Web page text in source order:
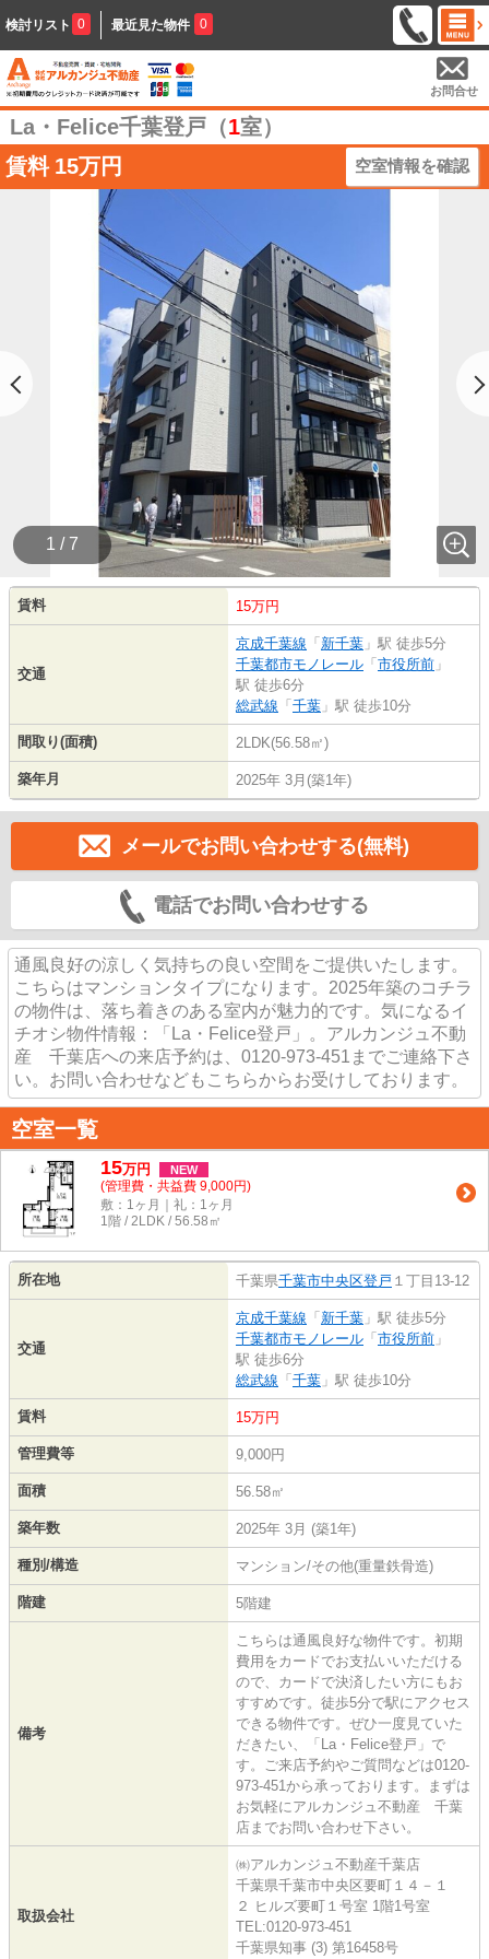
検討リスト 0 最近見た物件 0
お問合せ
La・Felice千葉登戸（1室）
賃料 15万円 空室情報を確認
1 / 7
賃料 15万円
交通
京成千葉線 「 新千葉 」駅 徒歩5分
千葉都市モノレール 「 市役所前 」
駅 徒歩6分
総武線 「 千葉 」駅 徒歩10分
間取り(面積) 2LDK(56.58㎡)
築年月 2025年 3月(築1年)
メールでお問い合わせする(無料)
電話でお問い合わせする
通風良好の涼しく気持ちの良い空間をご提供いたします。
こちらはマンションタイプになります。2025年築のコチラ
の物件は、落ち着きのある室内が魅力的です。気になるイ
チオシ物件情報：「La・Felice登戸」。アルカンジュ不動
産 千葉店への来店予約は、0120-973-451までご連絡下さ
い。お問い合わせなどもこちらからお受けしております。
空室一覧
15万円 NEW
(管理費・共益費 9,000円)
敷：1ヶ月｜礼：1ヶ月
1階 / 2LDK / 56.58㎡
所在地 千葉県千葉市中央区登戸 １丁目13-12
交通
京成千葉線 「 新千葉 」駅 徒歩5分
千葉都市モノレール 「 市役所前 」
駅 徒歩6分
総武線 「 千葉 」駅 徒歩10分
賃料 15万円
管理費等 9,000円
面積 56.58㎡
築年数 2025年 3月 (築1年)
種別/構造 マンション/その他(重量鉄骨造)
階建 5階建
備考
こちらは通風良好な物件です。初期
費用をカードでお支払いいただける
ので、カードで決済したい方にもお
すすめです。徒歩5分で駅にアクセス
できる物件です。ぜひ一度見ていた
だきたい、「La・Felice登戸」で
す。ご来店予約やご質問などは0120-
973-451から承っております。まずは
お気軽にアルカンジュ不動産 千葉
店までお問い合わせ下さい。
取扱会社
㈱アルカンジュ不動産千葉店
千葉県千葉市中央区要町１４－１
２ ヒルズ要町１号室 1階1号室
TEL:0120-973-451
千葉県知事 (3) 第16458号